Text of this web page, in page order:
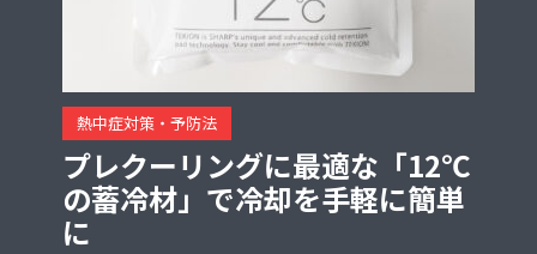
熱中症対策・予防法
プレクーリングに最適な「12℃
の蓄冷材」で冷却を手軽に簡単
に